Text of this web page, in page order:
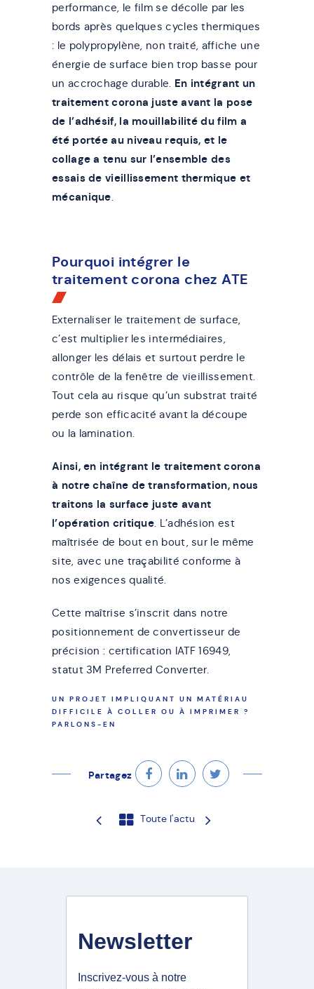
performance, le film se décolle par les
bords après quelques cycles thermiques
: le polypropylène, non traité, affiche une
énergie de surface bien trop basse pour
un accrochage durable. En intégrant un
traitement corona juste avant la pose
de l’adhésif, la mouillabilité du film a
été portée au niveau requis, et le
collage a tenu sur l’ensemble des
essais de vieillissement thermique et
mécanique.
Pourquoi intégrer le
traitement corona chez ATE
Externaliser le traitement de surface,
c’est multiplier les intermédiaires,
allonger les délais et surtout perdre le
contrôle de la fenêtre de vieillissement.
Tout cela au risque qu’un substrat traité
perde son efficacité avant la découpe
ou la lamination.
Ainsi, en intégrant le traitement corona
à notre chaîne de transformation, nous
traitons la surface juste avant
l’opération critique. L’adhésion est
maîtrisée de bout en bout, sur le même
site, avec une traçabilité conforme à
nos exigences qualité.
Cette maîtrise s’inscrit dans notre
positionnement de convertisseur de
précision : certification IATF 16949,
statut 3M Preferred Converter.
UN PROJET IMPLIQUANT UN MATÉRIAU
DIFFICILE À COLLER OU À IMPRIMER ?
PARLONS-EN
Partagez
Toute l'actu